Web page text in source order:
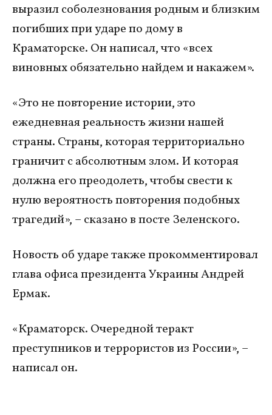
выразил соболезнования родным и близким
погибших при ударе по дому в
Краматорске. Он написал, что «всех
виновных обязательно найдем и накажем».
«Это не повторение истории, это
ежедневная реальность жизни нашей
страны. Страны, которая территориально
граничит с абсолютным злом. И которая
должна его преодолеть, чтобы свести к
нулю вероятность повторения подобных
трагедий», – сказано в посте Зеленского.
Новость об ударе также прокомментировал
глава офиса президента Украины Андрей
Ермак.
«Краматорск. Очередной теракт
преступников и террористов из России», –
написал он.